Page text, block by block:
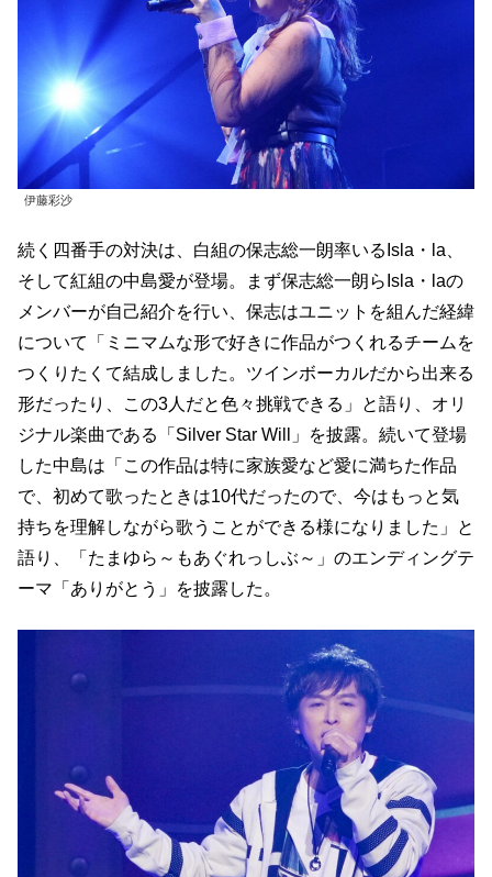
伊藤彩沙
続く四番手の対決は、白組の保志総一朗率いるIsla・la、
そして紅組の中島愛が登場。まず保志総一朗らIsla・laの
メンバーが自己紹介を行い、保志はユニットを組んだ経緯
について「ミニマムな形で好きに作品がつくれるチームを
つくりたくて結成しました。ツインボーカルだから出来る
形だったり、この3人だと色々挑戦できる」と語り、オリ
ジナル楽曲である「Silver Star Will」を披露。続いて登場
した中島は「この作品は特に家族愛など愛に満ちた作品
で、初めて歌ったときは10代だったので、今はもっと気
持ちを理解しながら歌うことができる様になりました」と
語り、「たまゆら～もあぐれっしぶ～」のエンディングテ
ーマ「ありがとう」を披露した。